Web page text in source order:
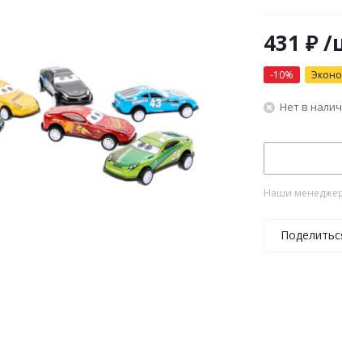
431 ₽/
-10%
Нет в
Наши